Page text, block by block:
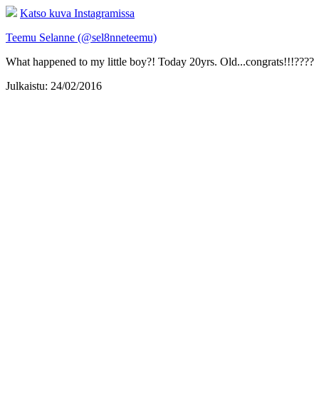
Katso kuva Instagramissa
Teemu Selanne (@sel8nneteemu)
What happened to my little boy?! Today 20yrs. Old...congrats!!!????
Julkaistu: 24/02/2016